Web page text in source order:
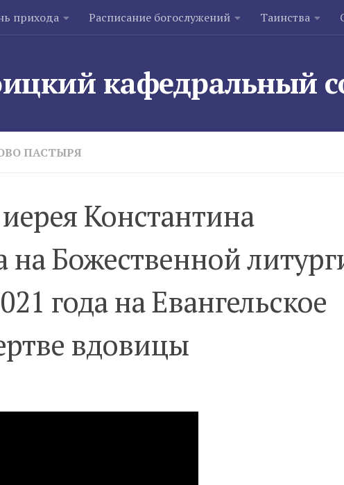
прихода Расписание богослужений Таинства
кафедральный
ПАСТЫРЯ
Константина
на Божественной
года на Евангельское
вдовицы